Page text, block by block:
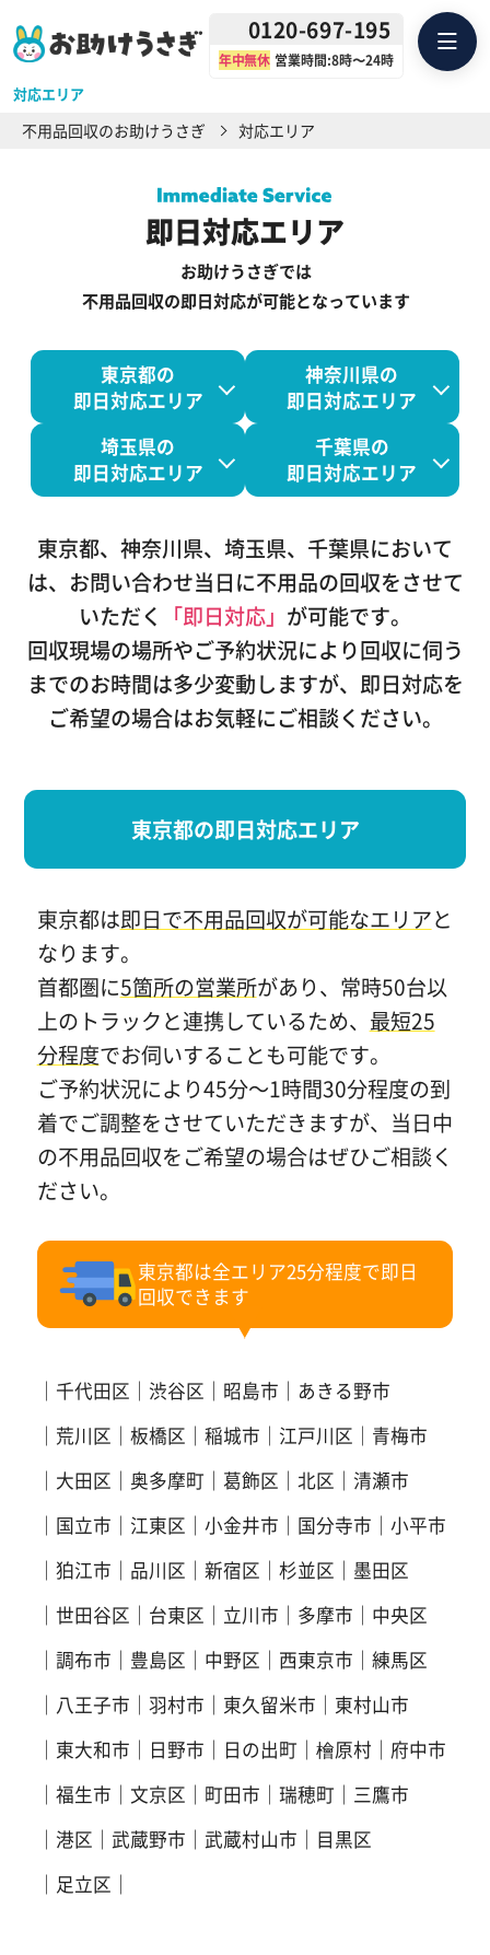
対応エリア
0120-697-195
年中無休 営業時間:8時〜24時
不用品回収のお助けうさぎ 対応エリア
即日対応エリア
お助けうさぎでは
不用品回収の即日対応が可能となっています
東京都の
即日対応エリア
神奈川県の
即日対応エリア
埼玉県の
即日対応エリア
千葉県の
即日対応エリア
東京都、神奈川県、埼玉県、千葉県において
は、 お問い合わせ当日に不用品の回収をさせて
いただく
「即日対応」 が可能です。
回収現場の場所やご予約状況により回収に伺う
までのお時間は多少変動しますが、 即日対応を
ご希望の場合はお気軽にご相談ください。
東京都の即日対応エリア
東京都は即日で不用品回収が可能なエリアと
なります。
首都圏に5箇所の営業所があり、常時50台以
上のトラックと連携しているため、 最短25
分程度でお伺いすることも可能です。
ご予約状況により45分～1時間30分程度の到
着でご調整をさせていただきますが、当日中
の不用品回収をご希望の場合はぜひご相談く
ださい。
東京都は全エリア25分程度で即日
回収できます
千代田区 渋谷区 昭島市
あきる野市
荒川区
板橋区 稲城市 江戸川区
青梅市
大田区
奥多摩町 葛飾区 北区
清瀬市
国立市
江東区 小金井市 国分寺市
小平市
狛江市
品川区 新宿区 杉並区
墨田区
世田谷区
台東区 立川市 多摩市
中央区
調布市
豊島区 中野区 西東京市
練馬区
八王子市
羽村市 東久留米市
東村山市
東大和市
日野市 日の出町 檜原村
府中市
福生市
文京区 町田市 瑞穂町
三鷹市
港区
武蔵野市 武蔵村山市
目黒区
足立区